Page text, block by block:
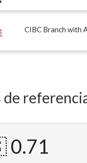
CIBC Branch with